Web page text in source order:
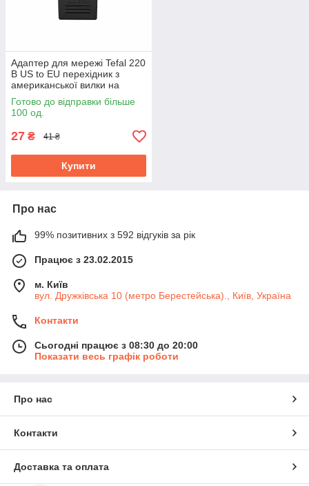
Адаптер для мережі Tefal 220
В US to EU перехідник з
американської вилки на
європейську
Готово до відправки більше
100 од.
27 ₴ 41 ₴
Купити
Про нас
99% позитивних з 592 відгуків за рік
Працює з 23.02.2015
м. Київ
вул. Дружківська 10 (метро Берестейська)., Київ, Україна
Контакти
Сьогодні працює з 08:30 до 20:00
Показати весь графік роботи
Про нас
Контакти
Доставка та оплата